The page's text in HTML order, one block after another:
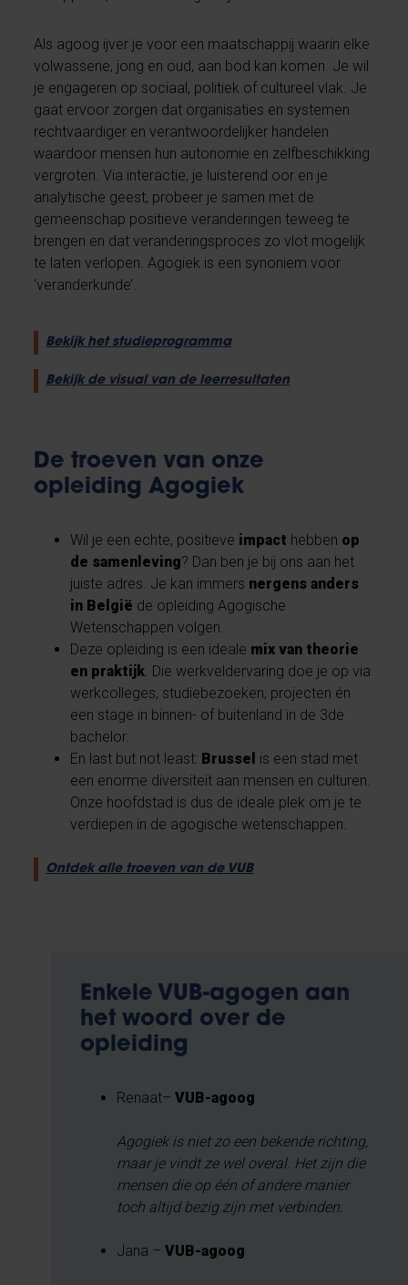
Als agoog ijver je voor een maatschappij waarin elke
volwassene, jong en oud, aan bod kan komen. Je wil
je engageren op sociaal, politiek of cultureel vlak. Je
gaat ervoor zorgen dat organisaties en systemen
rechtvaardiger en verantwoordelijker handelen
waardoor mensen hun autonomie en zelfbeschikking
vergroten. Via interactie, je luisterend oor en je
analytische geest, probeer je samen met de
gemeenschap positieve veranderingen teweeg te
brengen en dat veranderingsproces zo vlot mogelijk
te laten verlopen. Agogiek is een synoniem voor
‘veranderkunde’.
Bekijk het studieprogramma
Bekijk de visual van de leerresultaten
De troeven van onze
opleiding Agogiek
Wil je een echte, positieve impact hebben op
de samenleving? Dan ben je bij ons aan het
juiste adres. Je kan immers nergens anders
in België de opleiding Agogische
Wetenschappen volgen.
Deze opleiding is een ideale mix van theorie
en praktijk . Die werkveldervaring doe je op via
werkcolleges, studiebezoeken, projecten én
een stage in binnen- of buitenland in de 3de
bachelor.
En last but not least: Brussel is een stad met
een enorme diversiteit aan mensen en culturen.
Onze hoofdstad is dus de ideale plek om je te
verdiepen in de agogische wetenschappen.
Ontdek alle troeven van de VUB
Enkele VUB-agogen aan
het woord over de
opleiding
Renaat– VUB-agoog
Agogiek is niet zo een bekende richting,
maar je vindt ze wel overal. Het zijn die
mensen die op één of andere manier
toch altijd bezig zijn met verbinden.
Jana – VUB-agoog